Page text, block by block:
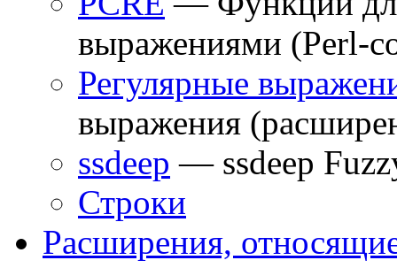
выражениями (Perl-
Регулярные
выражения
ssdeep — ssdeep
Строки
Расширения,